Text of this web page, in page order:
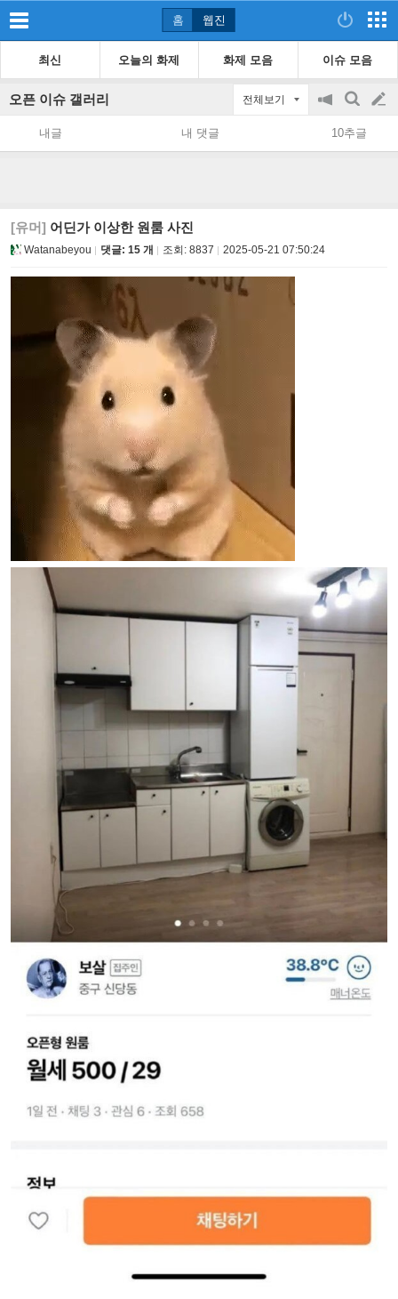
홈 웹진
최신 오늘의 화제 화제 모음 이슈 모음
오픈 이슈 갤러리 전체보기
공
지
on/off
검
색
글
쓰
내글 내 댓글 10추글
[유머] 어딘가 이상한 원룸 사진
Watanabeyou 댓글: 15 개 조회: 8837 2025-05-21 07:50:24